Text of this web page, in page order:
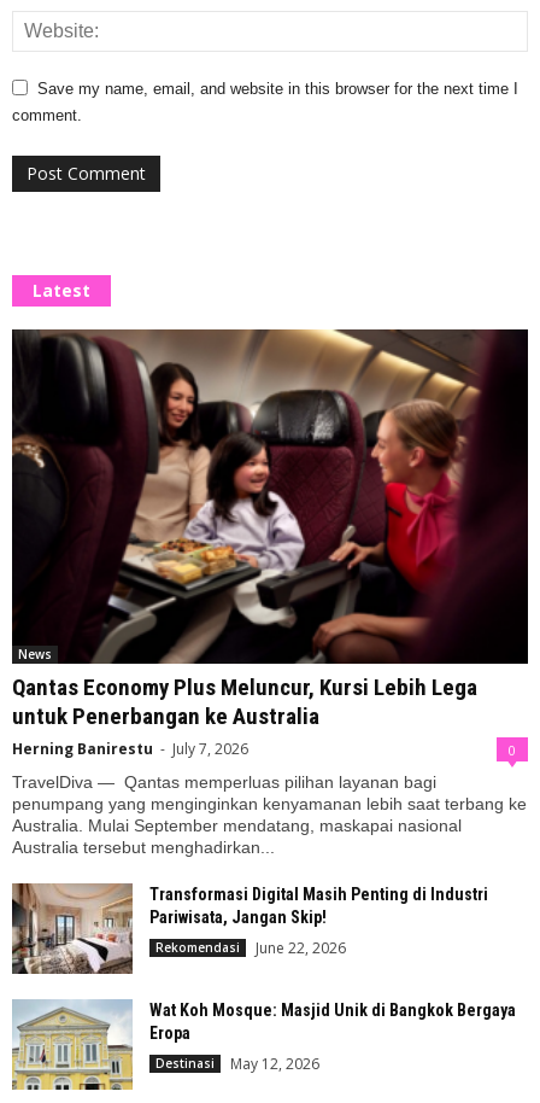
Save my name, email, and website in this browser for the next time I
comment.
Latest
News
Qantas Economy Plus Meluncur, Kursi Lebih Lega
untuk Penerbangan ke Australia
Herning Banirestu - July 7, 2026 0
TravelDiva — Qantas memperluas pilihan layanan bagi
penumpang yang menginginkan kenyamanan lebih saat terbang ke
Australia. Mulai September mendatang, maskapai nasional
Australia tersebut menghadirkan...
Transformasi Digital Masih Penting di Industri
Pariwisata, Jangan Skip!
Rekomendasi June 22, 2026
Wat Koh Mosque: Masjid Unik di Bangkok Bergaya
Eropa
Destinasi May 12, 2026